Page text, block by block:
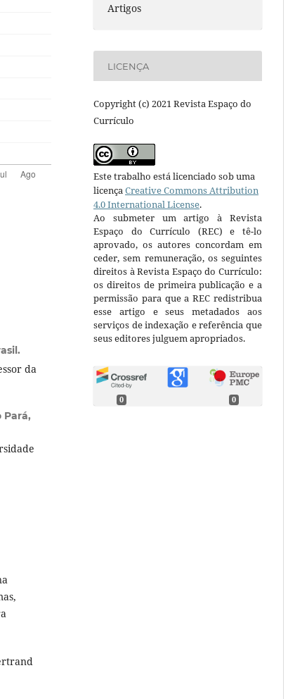
da
Pará,
Artigos
LICENÇA
Copyright (c) 2021 Revista Espaço do
Currículo
Este trabalho está licenciado sob uma
licença Creative Commons Attribution
4.0 International License.
Ao submeter um artigo à Revista
Espaço do Currículo (REC) e tê-lo
aprovado, os autores concordam em
ceder, sem remuneração, os seguintes
direitos à Revista Espaço do Currículo:
os direitos de primeira publicação e a
permissão para que a REC redistribua
esse artigo e seus metadados aos
serviços de indexação e referência que
seus editores julguem apropriados.
0 0